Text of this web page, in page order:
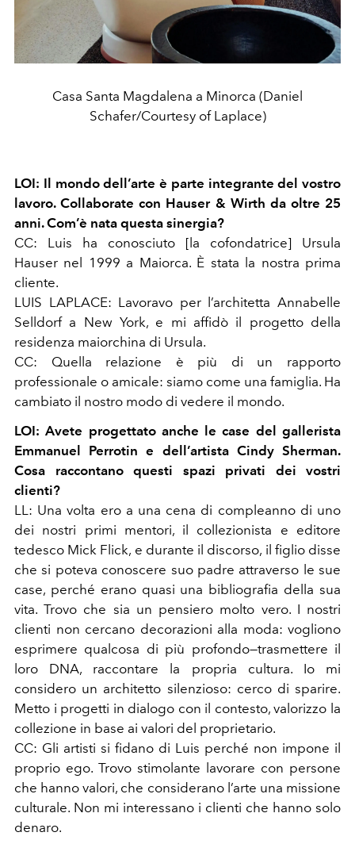
Casa Santa Magdalena a Minorca (Daniel
Schafer/Courtesy of Laplace)
LOI: Il mondo dell’arte è parte integrante del vostro
lavoro. Collaborate con Hauser & Wirth da oltre 25
anni. Com’è nata questa sinergia?
CC: Luis ha conosciuto [la cofondatrice] Ursula
Hauser nel 1999 a Maiorca. È stata la nostra prima
cliente.
LUIS LAPLACE: Lavoravo per l’architetta Annabelle
Selldorf a New York, e mi affidò il progetto della
residenza maiorchina di Ursula.
CC: Quella relazione è più di un rapporto
professionale o amicale: siamo come una famiglia. Ha
cambiato il nostro modo di vedere il mondo.
LOI: Avete progettato anche le case del gallerista
Emmanuel Perrotin e dell’artista Cindy Sherman.
Cosa raccontano questi spazi privati dei vostri
clienti?
LL: Una volta ero a una cena di compleanno di uno
dei nostri primi mentori, il collezionista e editore
tedesco Mick Flick, e durante il discorso, il figlio disse
che si poteva conoscere suo padre attraverso le sue
case, perché erano quasi una bibliografia della sua
vita. Trovo che sia un pensiero molto vero. I nostri
clienti non cercano decorazioni alla moda: vogliono
esprimere qualcosa di più profondo—trasmettere il
loro DNA, raccontare la propria cultura. Io mi
considero un architetto silenzioso: cerco di sparire.
Metto i progetti in dialogo con il contesto, valorizzo la
collezione in base ai valori del proprietario.
CC: Gli artisti si fidano di Luis perché non impone il
proprio ego. Trovo stimolante lavorare con persone
che hanno valori, che considerano l’arte una missione
culturale. Non mi interessano i clienti che hanno solo
denaro.